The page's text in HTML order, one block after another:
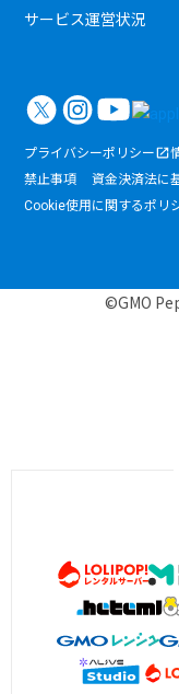
サービス運営状況
プライバシーポリシー
禁止事項
資金決済法に
Cookie使用に関するポリ
©GMO